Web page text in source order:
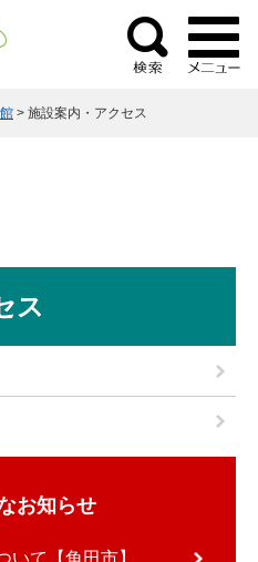
検
索
> 施設案内・アクセス
ス
お知らせ
いて【角田市】